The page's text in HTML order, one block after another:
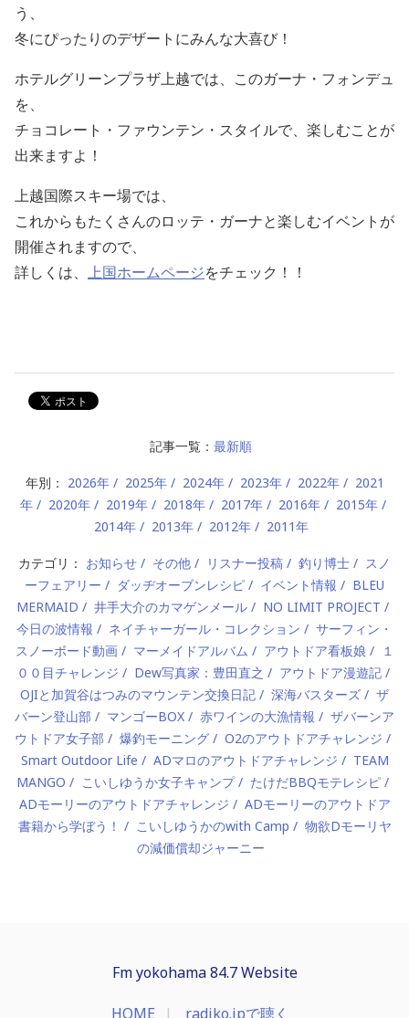
う、
冬にぴったりのデザートにみんな大喜び！
ホテルグリーンプラザ上越では、このガーナ・フォンデュ
を、
チョコレート・ファウンテン・スタイルで、楽しむことが
出来ますよ！
上越国際スキー場では、
これからもたくさんのロッテ・ガーナと楽しむイベントが
開催されますので、
詳しくは、 上国ホームページをチェック！！
記事一覧： 最新順
年別： 2026年 2025年 2024年 2023年 2022年
2021
年
2020年 2019年 2018年 2017年 2016年
2015年
2014年
2013年 2012年 2011年
カテゴリ： お知らせ その他 リスナー投稿 釣り博士
スノ
ーフェアリー
ダッヂオーブンレシピ イベント情報
BLEU
MERMAID
井手大介のカマゲンメール
NO LIMIT PROJECT
今日の波情報
ネイチャーガール・コレクション
サーフィン・
スノーボード動画
マーメイドアルバム アウトドア看板娘
１
００目チャレンジ
Dew写真家：豊田直之
アウトドア漫遊記
OJIと加賀谷はつみのマウンテン交換日記
深海バスターズ
ザ
バーン登山部
マンゴーBOX 赤ワインの大漁情報
ザバーンア
ウトドア女子部
爆釣モーニング
O2のアウトドアチャレンジ
Smart Outdoor Life
ADマロのアウトドアチャレンジ
TEAM
MANGO
こいしゆうか女子キャンプ
たけだBBQモテレシピ
ADモーリーのアウトドアチャレンジ
ADモーリーのアウトドア
書籍から学ぼう！
こいしゆうかのwith Camp
物欲Dモーリヤ
の減価償却ジャーニー
Fm yokohama 84.7 Website
HOME radiko.jpで聴く